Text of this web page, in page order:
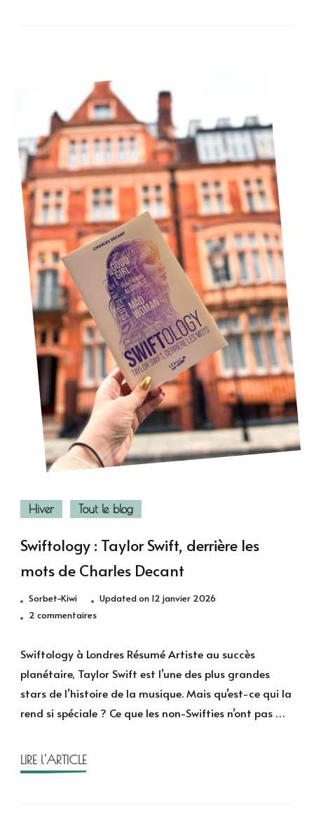
Hiver Tout le blog
Swiftology : Taylor Swift, derrière les
mots de Charles Decant
Sorbet-Kiwi Updated on 12 janvier 2026
2 commentairessur
Swift,
derrière
les
Swiftology à Londres Résumé Artiste au succès
planétaire, Taylor Swift est l’une des plus grandes
stars de l’histoire de la musique. Mais qu’est-ce qui la
rend si spéciale ? Ce que les non-Swifties n’ont pas …
LIRE l'ARTICLE